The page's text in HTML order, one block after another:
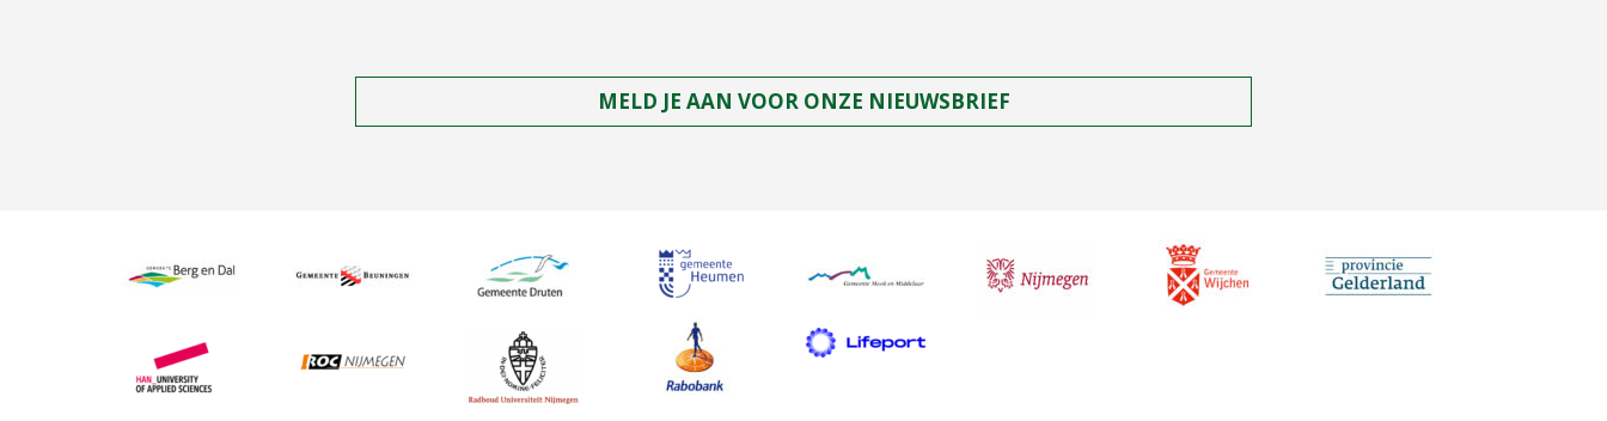
MELD JE AAN VOOR ONZE NIEUWSBRIEF